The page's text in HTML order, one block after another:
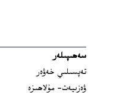
سەھىپىلەر
تەپسىلىي خەۋەر
ۋەزىيەت- مۇلاھىزە